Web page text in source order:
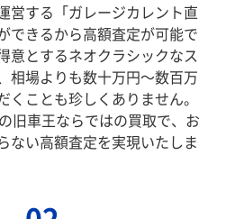
営する「ガレージカレント直
できるから高額査定が可能で
意とするネオクラシックなス
相場よりも数十万円～数百万
くことも珍しくありません。
旧車王ならではの買取で、お
ない高額査定を実現いたしま